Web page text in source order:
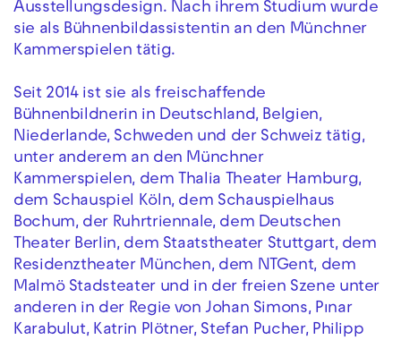
Ausstellungsdesign. Nach ihrem Studium wurde
sie als Bühnenbildassistentin an den Münchner
Kammerspielen tätig.
Seit 2014 ist sie als freischaffende
Bühnenbildnerin in Deutschland, Belgien,
Niederlande, Schweden und der Schweiz tätig,
unter anderem an den Münchner
Kammerspielen, dem Thalia Theater Hamburg,
dem Schauspiel Köln, dem Schauspielhaus
Bochum, der Ruhrtriennale, dem Deutschen
Theater Berlin, dem Staatstheater Stuttgart, dem
Residenztheater München, dem NTGent, dem
Malmö Stadsteater und in der freien Szene unter
anderen in der Regie von Johan Simons, Pınar
Karabulut, Katrin Plötner, Stefan Pucher, Philipp